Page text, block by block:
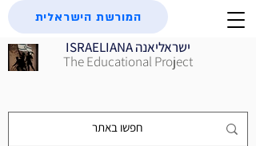
ISRAELIANA ישראליאנה
The Educational Project
המורשת הישראלית